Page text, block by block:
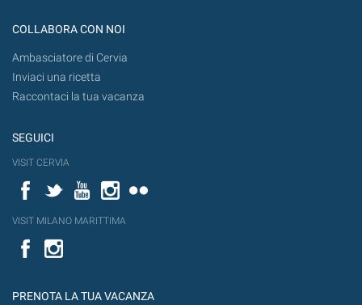
COLLABORA CON NOI
Ambasciatore di Cervia
Inviaci una ricetta
Raccontaci la tua vacanza
SEGUICI
VISIT CERVIA
FacebookTwitterYouTubeInstagram
VISIT MILANO MARITTIMA
Facebook
PRENOTA LA TUA VACANZA